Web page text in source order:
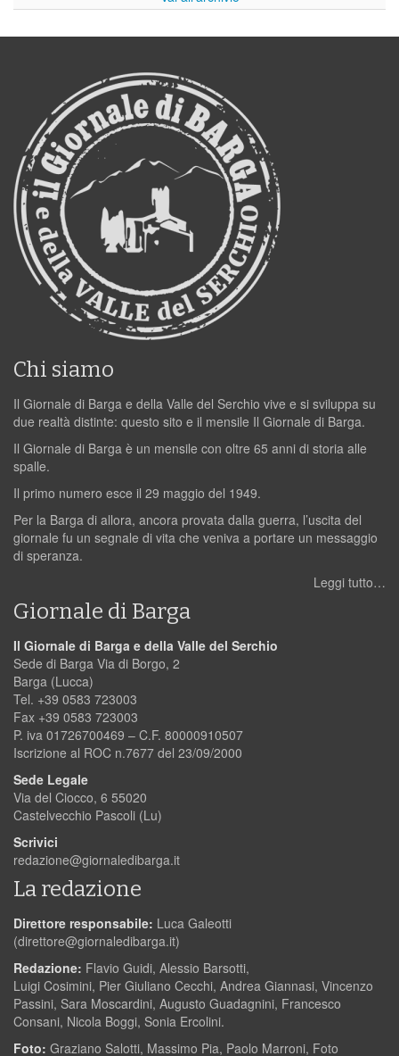
Chi siamo
Il Giornale di Barga e della Valle del Serchio vive e si sviluppa su
due realtà distinte: questo sito e il mensile Il Giornale di Barga.
Il Giornale di Barga è un mensile con oltre 65 anni di storia alle
spalle.
Il primo numero esce il 29 maggio del 1949.
Per la Barga di allora, ancora provata dalla guerra, l’uscita del
giornale fu un segnale di vita che veniva a portare un messaggio
di speranza.
Leggi tutto…
Giornale di Barga
Il Giornale di Barga e della Valle del Serchio
Sede di Barga Via di Borgo, 2
Barga (Lucca)
Tel. +39 0583 723003
Fax +39 0583 723003
P. iva 01726700469 – C.F. 80000910507
Iscrizione al ROC n.7677 del 23/09/2000
Sede Legale
Via del Ciocco, 6 55020
Castelvecchio Pascoli (Lu)
Scrivici
redazione@giornaledibarga.it
La redazione
Direttore responsabile: Luca Galeotti
(direttore@giornaledibarga.it)
Redazione: Flavio Guidi, Alessio Barsotti,
Luigi Cosimini, Pier Giuliano Cecchi, Andrea Giannasi, Vincenzo
Passini, Sara Moscardini, Augusto Guadagnini, Francesco
Consani, Nicola Boggi, Sonia Ercolini.
Foto: Graziano Salotti, Massimo Pia, Paolo Marroni, Foto